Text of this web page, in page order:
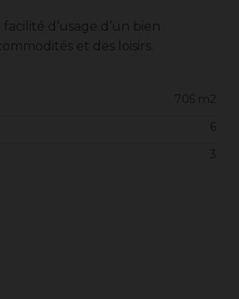
d’usage d’un bien
et des loisirs.
705 m2
6
3